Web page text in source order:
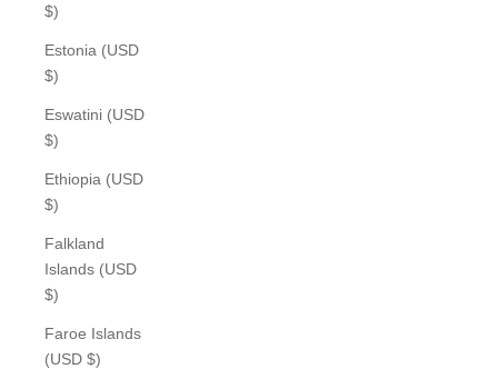
$)
Estonia (USD
$)
Eswatini (USD
$)
Ethiopia (USD
$)
Falkland
Islands (USD
$)
Faroe Islands
(USD $)